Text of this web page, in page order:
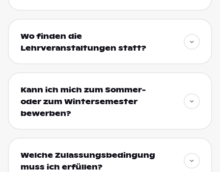
Wo finden die
Lehrveranstaltungen statt?
Kann ich mich zum Sommer-
oder zum Wintersemester
bewerben?
Welche Zulassungsbedingung
muss ich erfüllen?